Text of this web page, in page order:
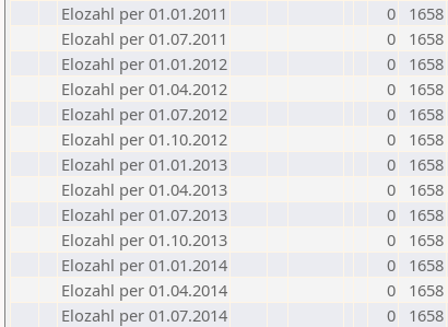
Elozahl per 01.01.2011
0
1658
Elozahl per 01.07.2011
0
1658
Elozahl per 01.01.2012
0
1658
Elozahl per 01.04.2012
0
1658
Elozahl per 01.07.2012
0
1658
Elozahl per 01.10.2012
0
1658
Elozahl per 01.01.2013
0
1658
Elozahl per 01.04.2013
0
1658
Elozahl per 01.07.2013
0
1658
Elozahl per 01.10.2013
0
1658
Elozahl per 01.01.2014
0
1658
Elozahl per 01.04.2014
0
1658
Elozahl per 01.07.2014
0
1658